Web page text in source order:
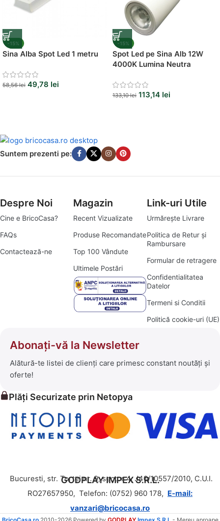
-15%
Sina Alba Spot Led 1 metru
58,56lei 49,78 lei
-15%
Spot Led pe Sina Alb 12W
4000K Lumina Neutra
133,10lei 113,14 lei
Suntem prezenti pe:
Despre Noi
Cine e BricoCasa?
FAQs
Contactează-ne
Magazin
Recent Vizualizate
Produse Recomandate
Top 100 Vândute
Ultimele Postări
Link-uri Utile
Urmărește Livrare
Politica de Retur și
Rambursare
Formular de retragere
Confidentialitatea
Datelor
Termeni si Conditii
Politică cookie-uri (UE)
Abonați-vă la Newsletter
Alătură-te listei de clienți care primesc constant noutăți și
oferte!
Plăți Securizate prin Netopya
GODPLAY IMPEX S.R.L.
Bucuresti, str. Tortei nr. 9, sector 4, J40/10557/2010, C.U.I.
RO27657950, Telefon: (0752) 960 178, E-mail:
vanzari@bricocasa.ro